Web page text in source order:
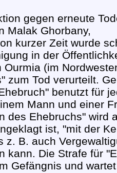
gegen erneute
Malak Ghorbany,
kurzer Zeit wurde
in der
Ourmia (im
zum Tod verurteilt.
benutzt für
Mann und einer
des Ehebruchs" wird
ist, "mit der
z. B. auch
kann. Die Strafe für
Gefängnis und